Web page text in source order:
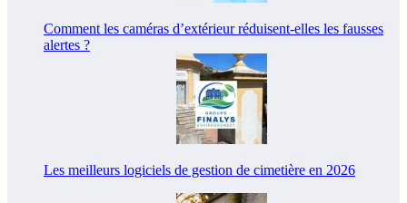
Comment les caméras d’extérieur réduisent-elles les fausses
alertes ?
Les meilleurs logiciels de gestion de cimetière en 2026